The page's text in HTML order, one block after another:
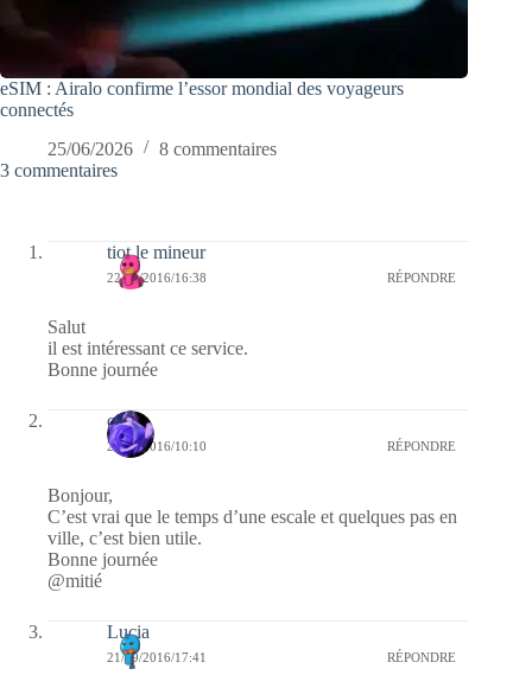
eSIM : Airalo confirme l’essor mondial des voyageurs
connectés
25/06/2026
8 commentaires
3 commentaires
tiot le mineur
22/09/2016/16:38 RÉPONDRE
Salut
il est intéressant ce service.
Bonne journée
covix
22/09/2016/10:10 RÉPONDRE
Bonjour,
C’est vrai que le temps d’une escale et quelques pas en
ville, c’est bien utile.
Bonne journée
@mitié
Lucia
21/09/2016/17:41 RÉPONDRE